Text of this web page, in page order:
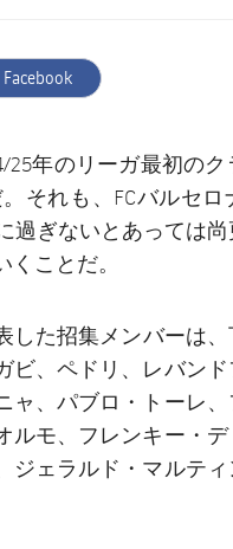
label.aria.facebook
Facebook
25年のリーガ最初のク
それも、FCバルセロ
過ぎないとあっては
ことだ。
した招集メンバーは、
ビ、ペドリ、レバン
、パブロ・トーレ、
ルモ、フレンキー・デ
ェラルド・マルティ